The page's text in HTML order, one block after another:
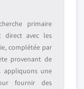
primaire
direct avec les
complétée par
provenant de
appliquons une
fournir des